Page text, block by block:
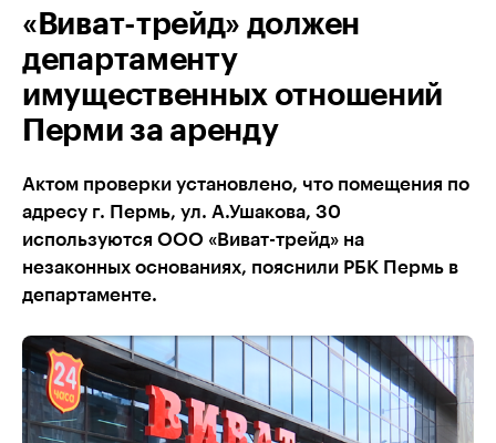
«Виват-трейд» должен
департаменту
имущественных отношений
Перми за аренду
Актом проверки установлено, что помещения по
адресу г. Пермь, ул. А.Ушакова, 30
используются ООО «Виват-трейд» на
незаконных основаниях, пояснили РБК Пермь в
департаменте.